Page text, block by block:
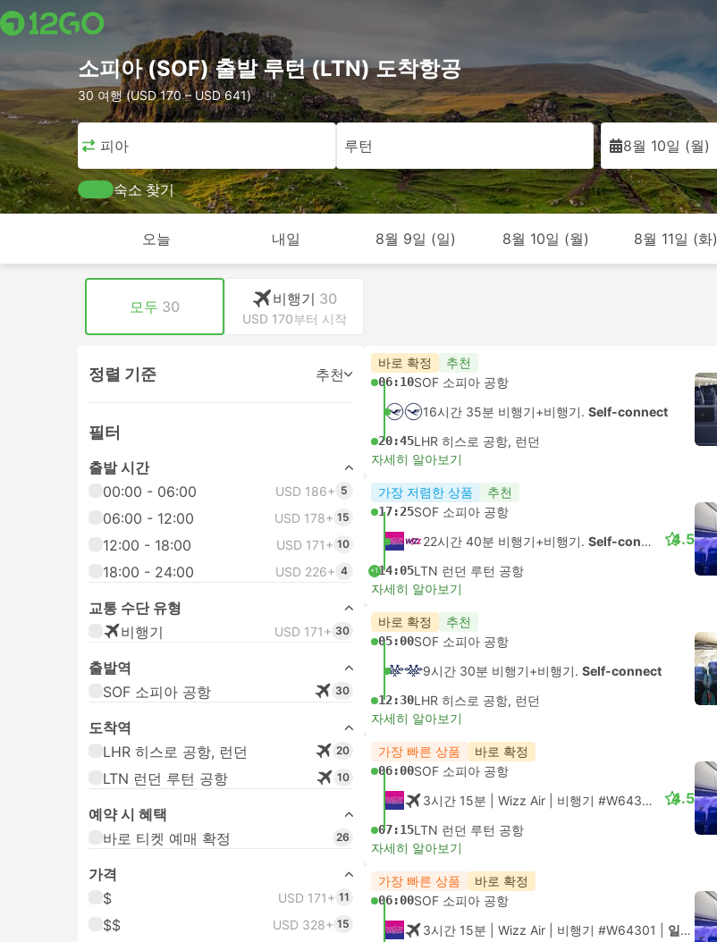
소피아 (SOF) 출발 루턴 (LTN) 도착항공
30 여행 (USD 170 – USD 641)
소피아 루턴 8월 10일 (월)
숙소 찾기
오늘 내일 8월 9일 (일) 8월 10일 (월) 8월 11일 (화)
모두 30 비행기 30
USD 170부터 시작
정렬 기준 추천
필터
출발 시간
00:00 - 06:00
USD 186+ 5
06:00 - 12:00 USD 178+ 15
12:00 - 18:00 USD 171+ 10
18:00 - 24:00 USD 226+ 4
교통 수단 유형
비행기
USD 171+ 30
출발역
SOF 소피아 공항
30
도착역
LHR 히스로 공항, 런던
20
LTN 런던 루턴 공항 10
예약 시 혜택
바로 티켓 예매 확정
26
가격
$
USD 171+ 11
$$ USD 328+ 15
바로 확정 추천
06:10SOF 소피아 공항
16시간 35분 비행기+비행기. Self-connect
20:45LHR 히스로 공항, 런던
자세히 알아보기
가장 저렴한 상품 추천
17:25SOF 소피아 공항
22시간 40분 비행기+비행기. Self-connect
+114:05LTN 런던 루턴 공항
4.5
자세히 알아보기
바로 확정 추천
05:00SOF 소피아 공항
9시간 30분 비행기+비행기. Self-connect
12:30LHR 히스로 공항, 런던
자세히 알아보기
가장 빠른 상품 바로 확정
06:00SOF 소피아 공항
3시간 15분 | Wizz Air 비행기 #W64301 |일반석
07:15LTN 런던 루턴 공항
4.5
자세히 알아보기
가장 빠른 상품 바로 확정
06:00SOF 소피아 공항
3시간 15분 | Wizz Air 비행기 #W64301 일반석